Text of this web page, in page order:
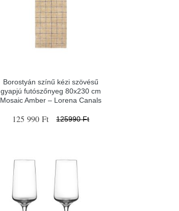
Borostyán színű kézi szövésű
gyapjú futószőnyeg 80x230 cm
Mosaic Amber – Lorena Canals
125 990 Ft 125990 Ft